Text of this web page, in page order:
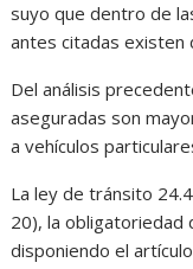
suyo que dentro de
antes citadas existen
Del análisis
aseguradas son
a vehículos
La ley de tránsito
20), la obligatoriedad
disponiendo el